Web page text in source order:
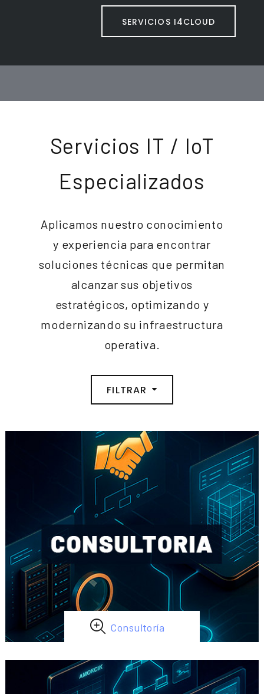
SERVICIOS I4CLOUD
Servicios IT / IoT
Especializados
Aplicamos nuestro conocimiento
y experiencia para encontrar
soluciones técnicas que permitan
alcanzar sus objetivos
estratégicos, optimizando y
modernizando su infraestructura
operativa.
FILTRAR
Consultoría